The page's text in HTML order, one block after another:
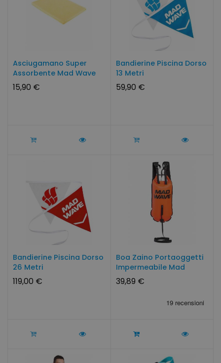
Asciugamano Super
Assorbente Mad Wave
33x66cm
15,90 €
Bandierine Piscina Dorso
13 Metri
59,90 €
Bandierine Piscina Dorso
26 Metri
119,00 €
Boa Zaino Portaoggetti
Impermeabile Mad
Wave...
39,89 €